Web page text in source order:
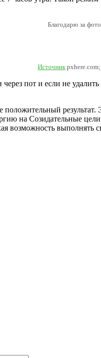
Благодарю за
Источник
пот и если не
положительный
на Созидательные
выполнять